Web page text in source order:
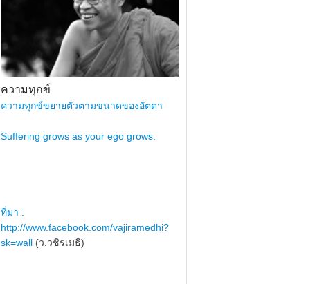
ความทุกข์
ความทุกข์ขยายตัวตามขนาดของอัตตา
Suffering grows as your ego grows.
ที่มา :
http://www.facebook.com/vajiramedhi?
sk=wall (ว.วชิรเมธี)